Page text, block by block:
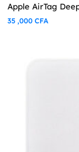
Apple AirTag
35 ,000 CFA